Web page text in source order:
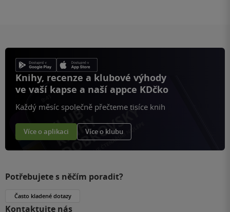
Knihy, recenze a klubové výhody
ve vaší kapse a naší appce KDčko
Každý měsíc společně přečteme tisíce knih
Více o aplikaci Více o klubu
Potřebujete s něčím poradit?
Často kladené dotazy
Kontaktujte nás